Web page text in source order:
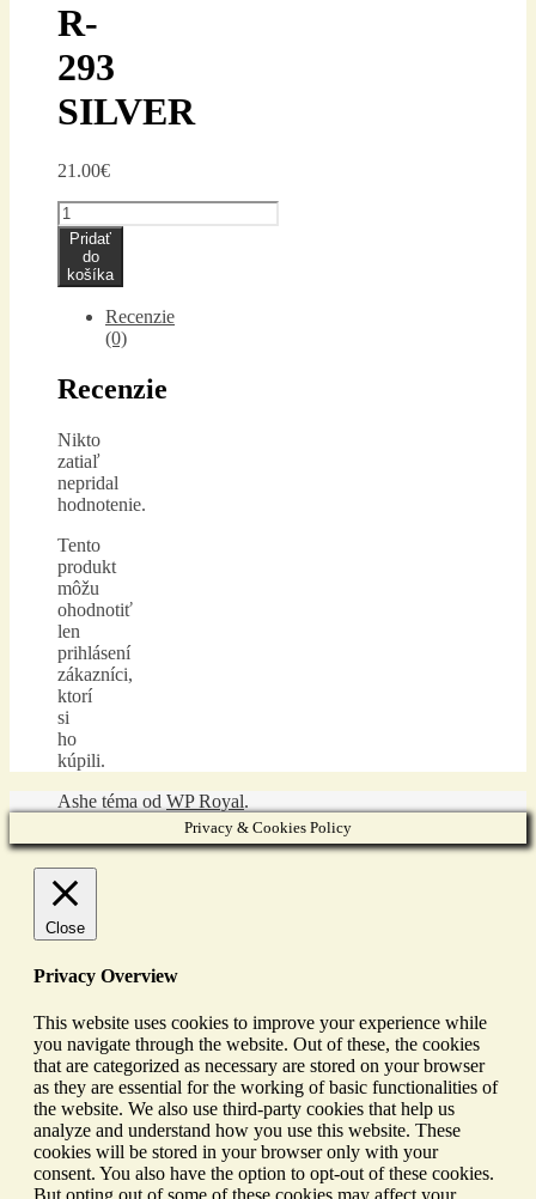
R-
293
SILVER
21.00€
množstvo
R-
293
SILVER
Pridať
do
košíka
Recenzie
(0)
Recenzie
Nikto
zatiaľ
nepridal
hodnotenie.
Tento
produkt
môžu
ohodnotiť
len
prihlásení
zákazníci,
ktorí
si
ho
kúpili.
Ashe téma od WP Royal.
Privacy & Cookies Policy
Close
Privacy Overview
This website uses cookies to improve your experience while
you navigate through the website. Out of these, the cookies
that are categorized as necessary are stored on your browser
as they are essential for the working of basic functionalities of
the website. We also use third-party cookies that help us
analyze and understand how you use this website. These
cookies will be stored in your browser only with your
consent. You also have the option to opt-out of these cookies.